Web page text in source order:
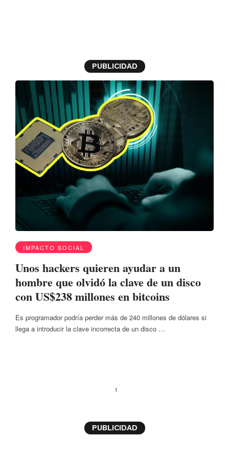
PUBLICIDAD
IMPACTO SOCIAL
Unos hackers quieren ayudar a un
hombre que olvidó la clave de un disco
con US$238 millones en bitcoins
Es programador podría perder más de 240 millones de dólares si
llega a introducir la clave incorrecta de un disco …
1
PUBLICIDAD